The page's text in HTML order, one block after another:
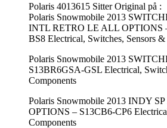
Polaris 4013615 Sitter Original på :
Polaris Snowmobile 2013
INTL RETRO LE ALL OPTIONS
BS8 Electrical, Switches, Sensors
Polaris Snowmobile 2013
S13BR6GSA-GSL Electrical,
Components
Polaris Snowmobile 2013 INDY
OPTIONS – S13CB6-CP6
Components